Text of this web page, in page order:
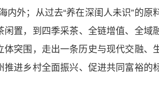
内外；从过去“养在深闺人未识”的原
置，到四季采茶、全链增值、全域
突围，走出一条历史与现代交融、
进乡村全面振兴、促进共同富裕的